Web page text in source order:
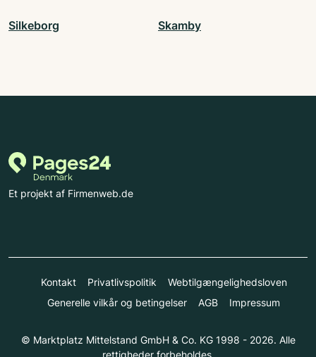
Silkeborg Skamby
Et projekt af Firmenweb.de
Kontakt Privatlivspolitik
Webtilgængelighedsloven
Generelle vilkår og betingelser
AGB Impressum
© Marktplatz Mittelstand GmbH & Co. KG 1998 - 2026. Alle